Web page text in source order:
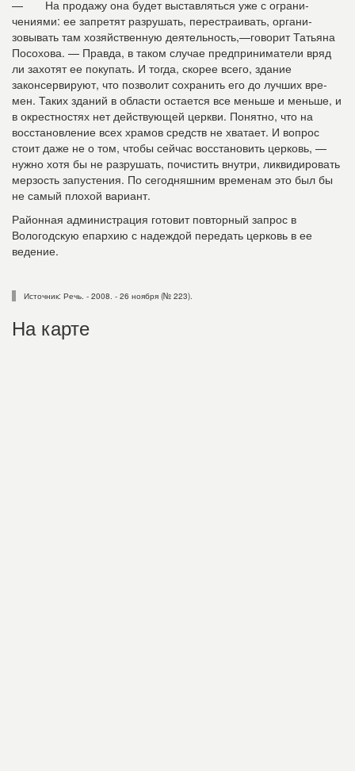
— На продажу она будет выставляться уже с ограни­
чениями: ее запретят разру­шать, перестраивать, органи­
зовывать там хозяйственную деятельность,—говорит Тать­яна
Посохова. — Правда, в та­ком случае предприниматели вряд
ли захотят ее покупать. И тогда, скорее всего, здание
законсервируют, что позволит сохранить его до лучших вре­
мен. Таких зданий в области остается все меньше и мень­ше, и
в окрестностях нет дей­ствующей церкви. Понятно, что на
восстановление всех храмов средств не хватает. И вопрос
стоит даже не о том, чтобы сейчас восстановить церковь, —
нужно хотя бы не разрушать, почистить внут­ри, ликвидировать
мерзость запустения. По сегодняшним временам это был бы
не са­мый плохой вариант.
Районная администрация готовит повторный запрос в
Вологодскую епархию с на­деждой передать церковь в ее
ведение.
Источник: Речь. - 2008. - 26 ноября (№ 223).
На карте